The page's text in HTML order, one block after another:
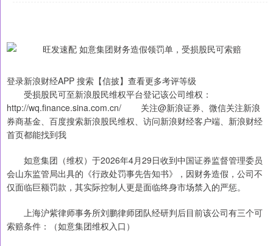
登录新浪财经APP 搜索【信披】查看更多考评等级
受损股民可至新浪股民维权平台登记该公司维权：
http://wq.finance.sina.com.cn/ 关注@新浪证券、微信关注新浪
券商基金、百度搜索新浪股民维权、访问新浪财经客户端、新浪财经
首页都能找到我
如意集团（维权）于2026年4月29日收到中国证券监督管理委员
会山东监管局出具的《行政处罚事先告知书》，因财务造假，公司不
仅面临巨额罚款，其实际控制人更是面临终身市场禁入的严惩。
上海沪紫律师事务所刘鹏律师团队经研判后目前该公司有三个可
索赔条件：（如意集团维权入口）